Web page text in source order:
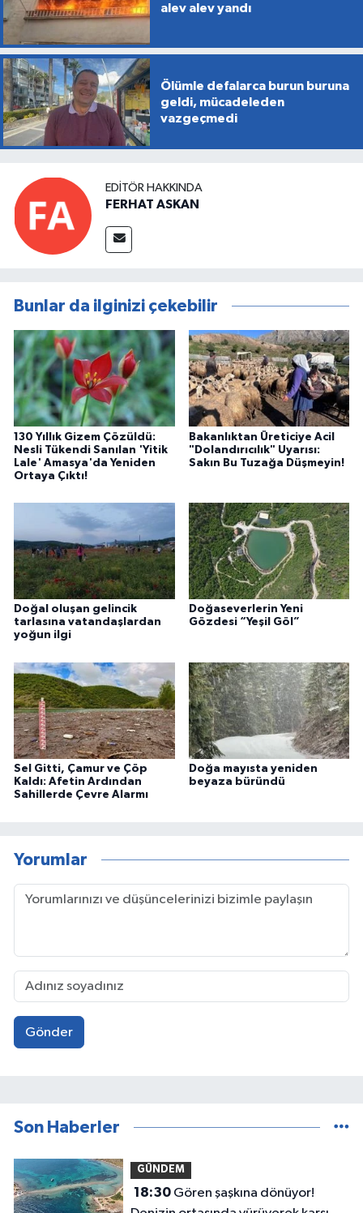
alev alev yandı
Ölümle defalarca burun buruna
geldi, mücadeleden
vazgeçmedi
EDITÖR HAKKINDA
FERHAT ASKAN
Bunlar da ilginizi çekebilir
130 Yıllık Gizem Çözüldü:
Nesli Tükendi Sanılan 'Yitik
Lale' Amasya'da Yeniden
Ortaya Çıktı!
Bakanlıktan Üreticiye Acil
"Dolandırıcılık" Uyarısı:
Sakın Bu Tuzağa Düşmeyin!
Doğal oluşan gelincik
tarlasına vatandaşlardan
yoğun ilgi
Doğaseverlerin Yeni
Gözdesi “Yeşil Göl”
Sel Gitti, Çamur ve Çöp
Kaldı: Afetin Ardından
Sahillerde Çevre Alarmı
Doğa mayısta yeniden
beyaza büründü
Yorumlar
Gönder
Son Haberler
GÜNDEM
18:30Gören şaşkına dönüyor!